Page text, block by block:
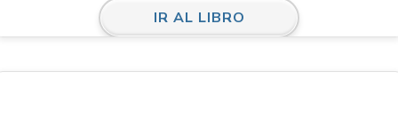
IR AL LIBRO